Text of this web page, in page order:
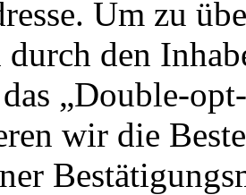
Um zu
durch den
„Double-
wir die